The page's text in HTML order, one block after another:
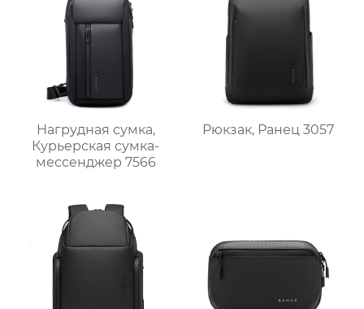
Нагрудная сумка,
Курьерская сумка-
мессенджер 7566
Рюкзак, Ранец 3057